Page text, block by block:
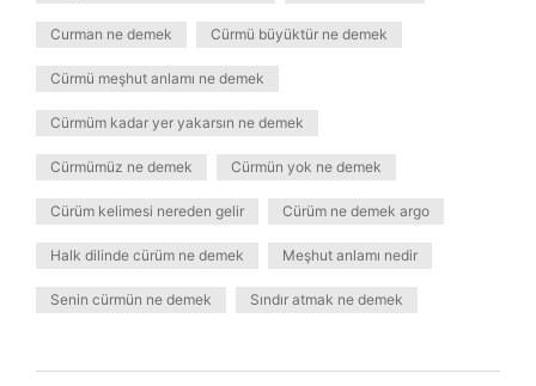
Curman ne demek Cürmü büyüktür ne demek
Cürmü meşhut anlamı ne demek
Cürmüm kadar yer yakarsın ne demek
Cürmümüz ne demek Cürmün yok ne demek
Cürüm kelimesi nereden gelir Cürüm ne demek argo
Halk dilinde cürüm ne demek Meşhut anlamı nedir
Senin cürmün ne demek Sındır atmak ne demek